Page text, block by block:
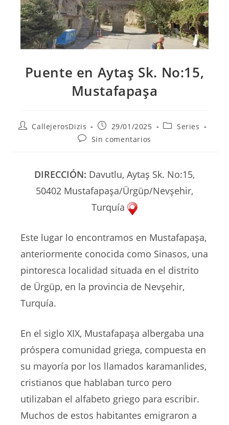
Puente en Aytaş Sk. No:15,
Mustafapaşa
AutorCallejerosDizis
Publicación
la
29/01/2025
Categoría
Series
Comentarios
Sin comentarios
DIRECCIÓN: Davutlu, Aytaş Sk. No:15,
50402 Mustafapaşa/Ürgüp/Nevşehir,
Turquía
Este lugar lo encontramos en Mustafapaşa,
anteriormente conocida como Sinasos, una
pintoresca localidad situada en el distrito
de Ürgüp, en la provincia de Nevşehir,
Turquía.
En el siglo XIX, Mustafapaşa albergaba una
próspera comunidad griega, compuesta en
su mayoría por los llamados karamanlides,
cristianos que hablaban turco pero
utilizaban el alfabeto griego para escribir.
Muchos de estos habitantes emigraron a